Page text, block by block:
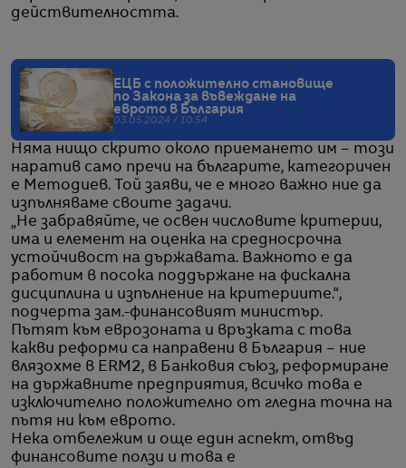
действителността.
ЕЦБ с положително становище
по Закона за въвеждане на
еврото в България
03.05.2024 / 10:54
Няма нищо скрито около приемането им – този
наратив само пречи на българите, категоричен
е Методиев. Той заяви, че е много важно ние да
изпълняваме своите задачи.
„Не забравяйте, че освен числовите критерии,
има и елемент на оценка на средносрочна
устойчивост на държавата. Важното е да
работим в посока поддържане на фискална
дисциплина и изпълнение на критериите.“,
подчерта зам.-финансовият министър.
Пътят към еврозоната и връзката с това
какви реформи са направени в България – ние
влязохме в ERM2, в Банковия съюз, реформиране
на държавните предприятия, всичко това е
изключително положително от гледна точна на
пътя ни към еврото.
Нека отбележим и още един аспект, отвъд
финансовите ползи и това е